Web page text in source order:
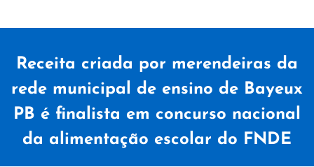
Receita criada por merendeiras da
rede municipal de ensino de Bayeux
PB é finalista em concurso nacional
da alimentação escolar do FNDE